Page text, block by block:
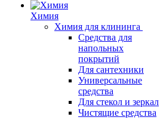
Химия
Химия для клининга
Средства для
напольных
покрытий
Для сантехники
Универсальные
средства
Для стекол и зеркал
Чистящие средства